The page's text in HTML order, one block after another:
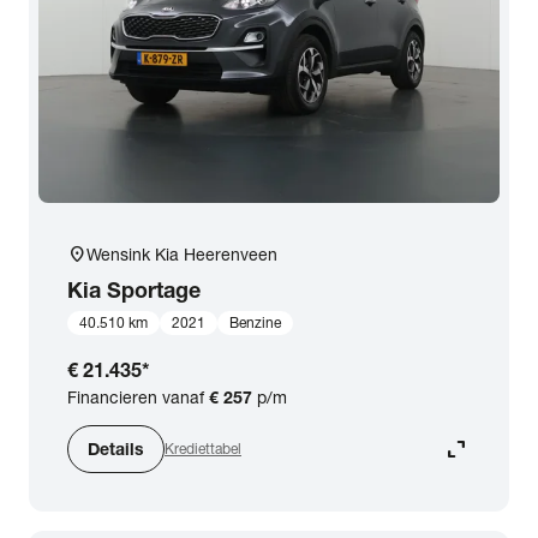
BTW (aftrekbaar) / Marge (BTW niet aftrekbaar)expand_more
Merk & Model
close
Kilometerstand
location_onWensink Kia Heerenveen
Kia Sportage
40.510 km 2021 Benzine
€ 21.435*
Financieren vanaf€ 257 p/m
Details Krediettabel expand_content